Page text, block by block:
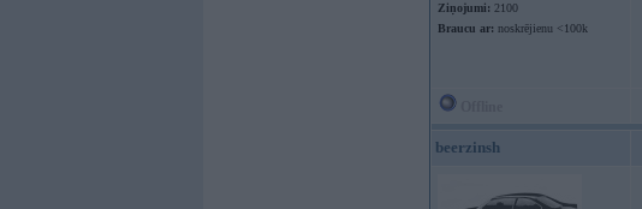
Ziņojumi: 2100
Braucu ar: noskrējienu <100k
beerzinsh